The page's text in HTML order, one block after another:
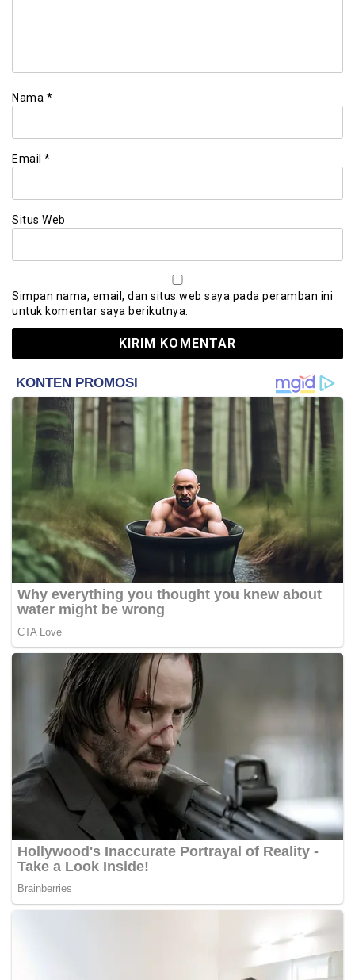
Nama *
Email *
Situs Web
Simpan nama, email, dan situs web saya pada peramban ini
untuk komentar saya berikutnya.